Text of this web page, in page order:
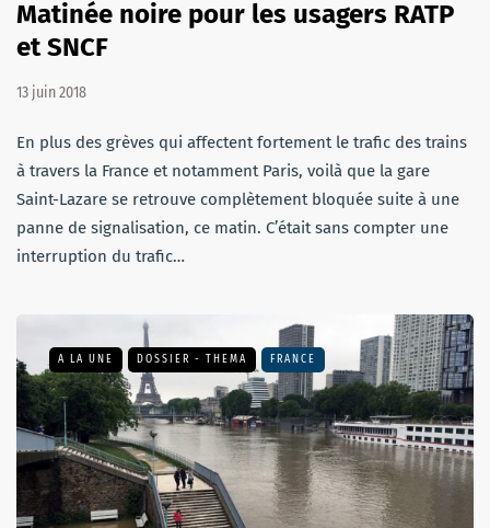
Matinée noire pour les usagers RATP
et SNCF
13 juin 2018
En plus des grèves qui affectent fortement le trafic des trains
à travers la France et notamment Paris, voilà que la gare
Saint-Lazare se retrouve complètement bloquée suite à une
panne de signalisation, ce matin. C’était sans compter une
interruption du trafic…
A LA UNE DOSSIER - THEMA FRANCE